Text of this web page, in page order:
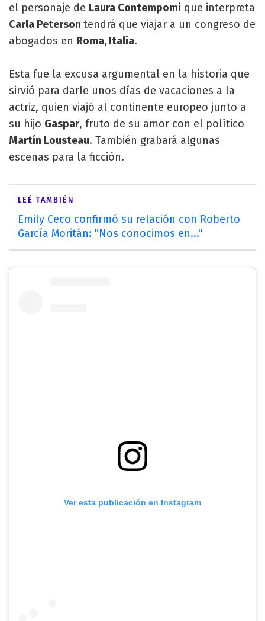
el personaje de Laura Contempomi que interpreta
Carla Peterson tendrá que viajar a un congreso de
abogados en Roma, Italia.
Esta fue la excusa argumental en la historia que
sirvió para darle unos días de vacaciones a la
actriz, quien viajó al continente europeo junto a
su hijo Gaspar, fruto de su amor con el político
Martín Lousteau. También grabará algunas
escenas para la ficción.
LEÉ TAMBIÉN
Emily Ceco confirmó su relación con Roberto
García Moritán: "Nos conocimos en..."
Ver esta publicación en Instagram